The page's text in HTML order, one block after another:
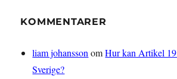
KOMMENTARER
liam johanssonomHur kan Artikel
Sverige?